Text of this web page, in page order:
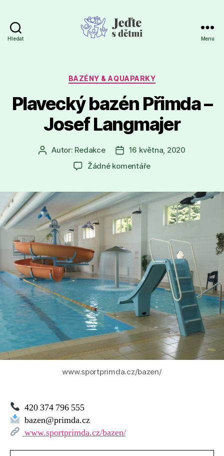
Hledat Menu
Rubriky
BAZÉNY & AQUAPARKY
Plavecký bazén Přimda –
Josef Langmajer
Autor
příspěvku
Autor: Redakce
Datum
příspěvku
16 května, 2020
Žádné komentářeu
názvem
Plavecký
bazén
–
Josef
Langmajer
www.sportprimda.cz/bazen/
420 374 796 555
bazen@primda.cz
www.sportprimda.cz/bazen/